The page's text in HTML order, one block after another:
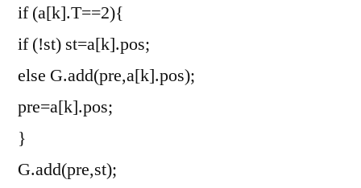
if (a[k].T==2){
if (!st) st=a[k].pos;
else G.add(pre,a[k].pos);
pre=a[k].pos;
}
G.add(pre,st);